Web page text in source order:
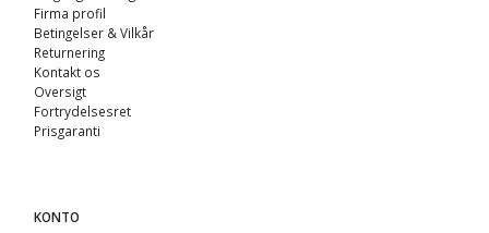
Firma profil
Betingelser & Vilkår
Returnering
Kontakt os
Oversigt
Fortrydelsesret
Prisgaranti
KONTO